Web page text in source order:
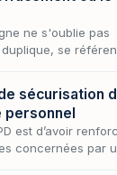
ne s'oublie pas
se
sécurisation
personnel
est d’avoir
concernées par